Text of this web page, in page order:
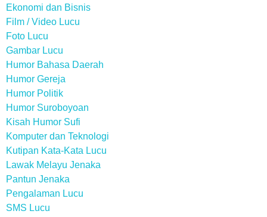
Ekonomi dan Bisnis
Film / Video Lucu
Foto Lucu
Gambar Lucu
Humor Bahasa Daerah
Humor Gereja
Humor Politik
Humor Suroboyoan
Kisah Humor Sufi
Komputer dan Teknologi
Kutipan Kata-Kata Lucu
Lawak Melayu Jenaka
Pantun Jenaka
Pengalaman Lucu
SMS Lucu